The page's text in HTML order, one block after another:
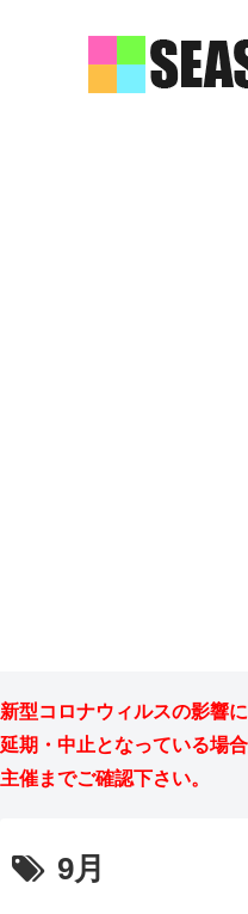
新型コロナウィルスの影響
延期・中止となっている場
主催までご確認下さい。
9月